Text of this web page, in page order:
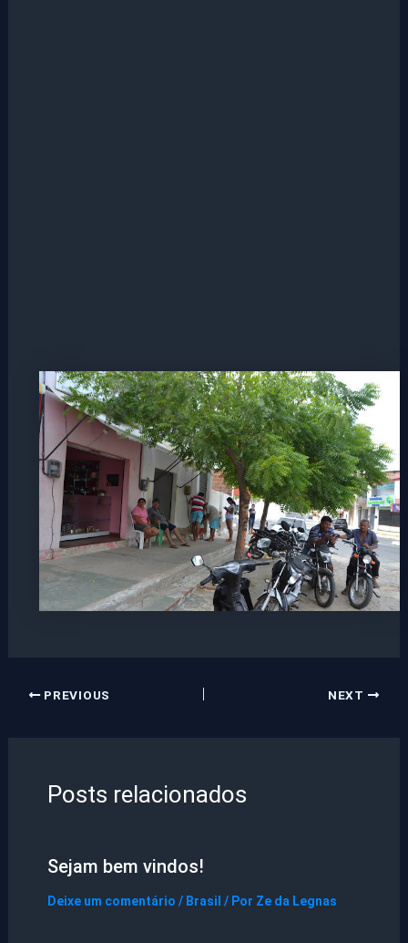
PREVIOUS NEXT
Posts relacionados
Sejam bem vindos!
Deixe um comentário / Brasil / Por Ze da Legnas